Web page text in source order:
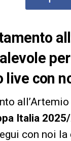
live con
Italia
con noi